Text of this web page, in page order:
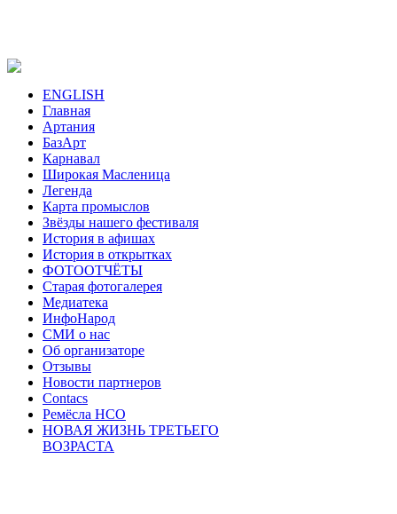
ENGLISH
Главная
Артания
БазАрт
Карнавал
Широкая Масленица
Легенда
Карта промыслов
Звёзды нашего фестиваля
История в афишах
История в открытках
ФОТООТЧЁТЫ
Старая фотогалерея
Медиатека
ИнфоНарод
СМИ о нас
Об организаторе
Отзывы
Новости партнеров
Contacs
Ремёсла НСО
НОВАЯ ЖИЗНЬ ТРЕТЬЕГО
ВОЗРАСТА